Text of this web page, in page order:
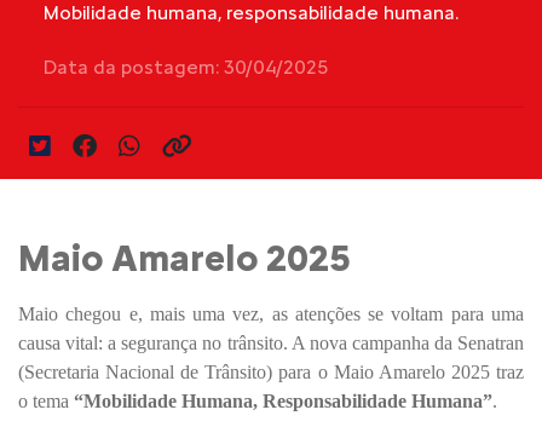
Mobilidade humana, responsabilidade humana.
Data da postagem: 30/04/2025
Maio Amarelo 2025
Maio chegou e, mais uma vez, as atenções se voltam para uma
causa vital: a segurança no trânsito. A nova campanha da Senatran
(Secretaria Nacional de Trânsito) para o Maio Amarelo 2025 traz
o tema “Mobilidade Humana, Responsabilidade Humana”.